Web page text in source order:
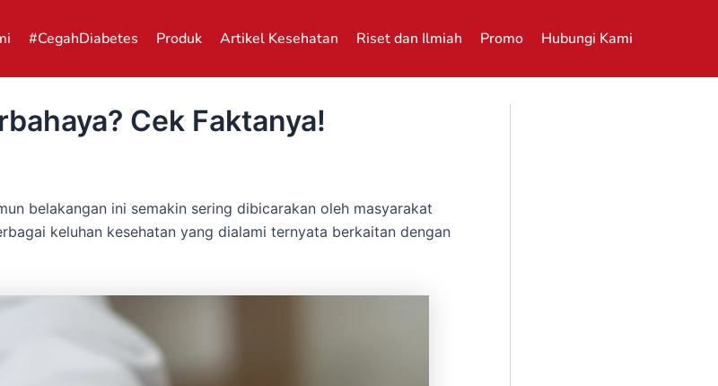
#CegahDiabetes Produk Artikel Kesehatan Riset dan Ilmiah Promo Hubungi Kami
Cek Faktanya!
belakangan ini semakin sering dibicarakan oleh masyarakat
keluhan kesehatan yang dialami ternyata berkaitan dengan